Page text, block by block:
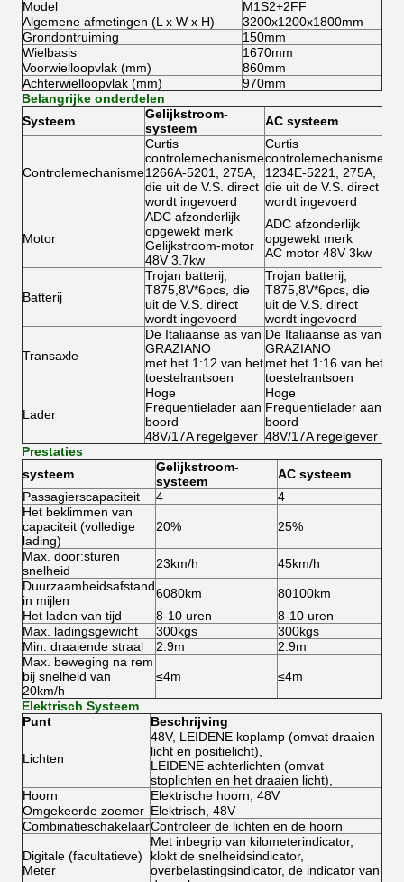
Model
M1S2+2FF
Algemene afmetingen (L x W x H)
3200x1200x1800mm
Grondontruiming
150mm
Wielbasis
1670mm
Voorwielloopvlak (mm)
860mm
Achterwielloopvlak (mm)
970mm
Belangrijke onderdelen
Systeem
Gelijkstroom-
systeem
AC systeem
Controlemechanisme
Curtis
controlemechanisme
1266A-5201, 275A,
die uit de V.S. direct
wordt ingevoerd
Curtis
controlemechanisme
1234E-5221, 275A,
die uit de V.S. direct
wordt ingevoerd
Motor
ADC afzonderlijk
opgewekt merk
Gelijkstroom-motor
48V 3.7kw
ADC afzonderlijk
opgewekt merk
AC motor 48V 3kw
Batterij
Trojan batterij,
T875,8V*6pcs, die
uit de V.S. direct
wordt ingevoerd
Trojan batterij,
T875,8V*6pcs, die
uit de V.S. direct
wordt ingevoerd
Transaxle
De Italiaanse as van
GRAZIANO
met het 1:12 van het
toestelrantsoen
De Italiaanse as van
GRAZIANO
met het 1:16 van het
toestelrantsoen
Lader
Hoge
Frequentielader aan
boord
48V/17A regelgever
Hoge
Frequentielader aan
boord
48V/17A regelgever
Prestaties
systeem
Gelijkstroom-
systeem
AC systeem
Passagierscapaciteit
4
4
Het beklimmen van
capaciteit (volledige
lading)
20% 25%
Max. door:sturen
snelheid
23km/h
45km/h
Duurzaamheidsafstand
in mijlen
6080km
80100km
Het laden van tijd
8-10 uren
8-10 uren
Max. ladingsgewicht
300kgs
300kgs
Min. draaiende straal
2.9m
2.9m
Max. beweging na rem
bij snelheid van
20km/h
≤4m ≤4m
Elektrisch Systeem
Punt
Beschrijving
Lichten
48V, LEIDENE koplamp (omvat draaien
licht en positielicht),
LEIDENE achterlichten (omvat
stoplichten en het draaien licht),
Hoorn
Elektrische hoorn, 48V
Omgekeerde zoemer Elektrisch, 48V
CombinatieschakelaarControleer de lichten en de hoorn
Digitale (facultatieve)
Meter
Met inbegrip van kilometerindicator,
klokt de snelheidsindicator,
overbelastingsindicator, de indicator van